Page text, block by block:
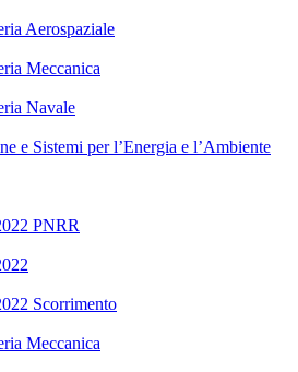
Aerospaziale
Meccanica
Navale
e Sistemi per l’Energia e l’Ambiente
PNRR
Scorrimento
Meccanica